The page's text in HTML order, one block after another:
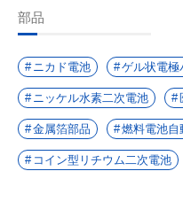
部品
ニカド電池 ゲル状電極
ニッケル水素二次電池
金属箔部品 燃料電池自
コイン型リチウム二次電池